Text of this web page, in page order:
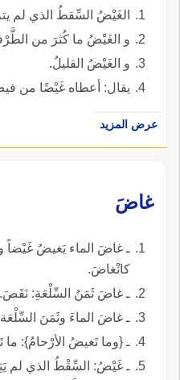
الغَيْضُ السِّقطُ الذي لم
و الغَيْضُ ما كُثرَ من
و الغَيْضُ القليلُ.
يقال: أعطاه غَيْضًا من
عرض المزيد
غاضَ
ـ غاضَ الماء يَغيضُ
كانْغاضَ.
ـ غاضَ ثَمَنُ السِّلْعَةِ: نَقَصَ.
ـ غاضَ الماءَ وثَمَنَ
ـ {وما تَغيضُ الأرْحامُ}:
ـ غَيْضُ: السِّقْطُ الذي لم